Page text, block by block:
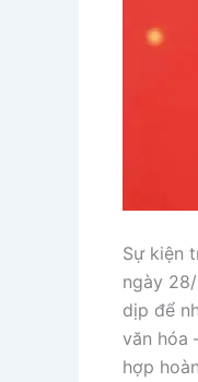
Sự kiện
ngày
dịp để
văn hóa
hợp